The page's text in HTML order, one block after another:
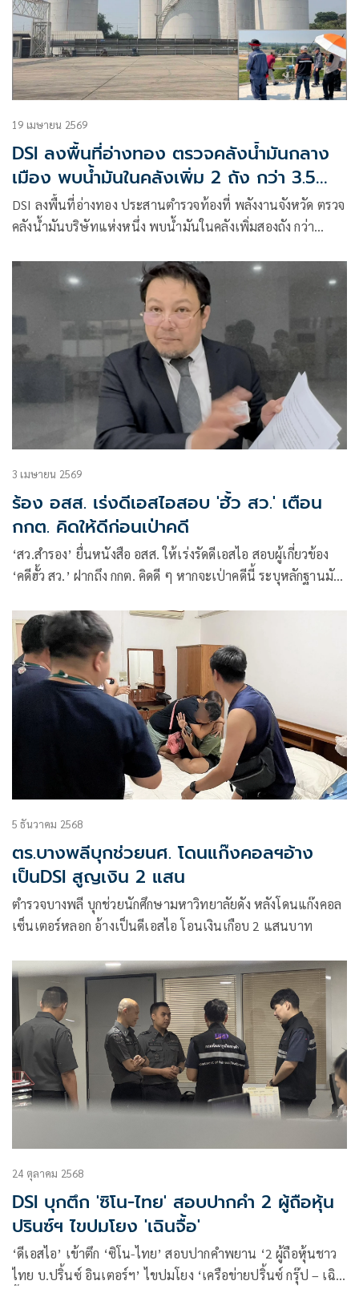
19 เมษายน 2569
DSI ลงพื้นที่อ่างทอง ตรวจคลังน้ำมันกลาง
เมือง พบน้ำมันในคลังเพิ่ม 2 ถัง กว่า 3.5
แสนลิตร
DSI ลงพื้นที่อ่างทอง ประสานตำรวจท้องที่ พลังงานจังหวัด ตรวจ
คลังน้ำมันบริษัทแห่งหนึ่ง พบน้ำมันในคลังเพิ่มสองถัง กว่า
สอบใบกำกับการขนส่ง
3 เมษายน 2569
ร้อง อสส. เร่งดีเอสไอสอบ 'ฮั้ว สว.' เตือน
กกต. คิดให้ดีก่อนเป่าคดี
‘สว.สำรอง’ ยื่นหนังสือ อสส. ให้เร่งรัดดีเอสไอ สอบผู้เกี่ยวข้อง
‘คดีฮั้ว สว.’ ฝากถึง กกต. คิดดี ๆ หากจะเป่าคดีนี้ ระบุหลักฐานมัด
5 ธันวาคม 2568
ตร.บางพลีบุกช่วยนศ. โดนแก๊งคอลฯอ้าง
เป็นDSI สูญเงิน 2 แสน
ตำรวจบางพลี บุกช่วยนักศึกษามหาวิทยาลัยดัง หลังโดนแก๊งคอล
เซ็นเตอร์หลอก อ้างเป็นดีเอสไอ โอนเงินเกือบ 2 แสนบาท
24 ตุลาคม 2568
DSI บุกตึก 'ซิโน-ไทย' สอบปากคำ 2 ผู้ถือหุ้น
ปรินซ์ฯ ไขปมโยง 'เฉินจื้อ'
‘ดีเอสไอ’ เข้าตึก ‘ซิโน-ไทย’ สอบปากคำพยาน ‘2 ผู้ถือหุ้นชาว
ไทย บ.ปริ้นซ์ อินเตอร์ฯ’ ไขปมโยง ‘เครือข่ายปริ้นซ์ กรุ๊ป – เฉิน